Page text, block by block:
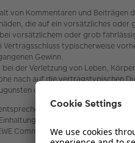
von Kommentaren und
die auf ein vorsätzliches
vorsätzlichem oder grob
typischerweise
Gewinn.
der Verletzung von Leben,
nach auf die vertragstypischen
der Mitarbeiter und
geltenden
des Gesetzes über den
Community